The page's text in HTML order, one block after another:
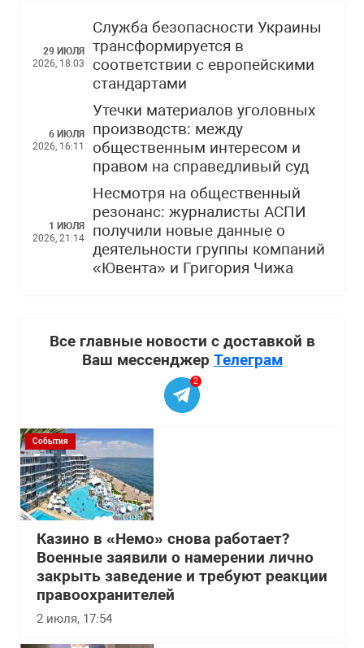
29 ИЮЛЯ
2026, 18:03
Служба безопасности Украины
трансформируется в
соответствии с европейскими
стандартами
6 ИЮЛЯ
2026, 16:11
Утечки материалов уголовных
производств: между
общественным интересом и
правом на справедливый суд
1 ИЮЛЯ
2026, 21:14
Несмотря на общественный
резонанс: журналисты АСПИ
получили новые данные о
деятельности группы компаний
«Ювента» и Григория Чижа
Все главные новости с доставкой в
Ваш мессенджер Телеграм
2
События
Казино в «Немо» снова работает?
Военные заявили о намерении лично
закрыть заведение и требуют реакции
правоохранителей
2 июля, 17:54